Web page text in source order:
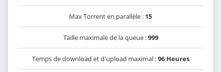
Max Torrent en parallèle : 15
Taille maximale de la queue :999
Temps de download et d'upload maximal :96 Heures